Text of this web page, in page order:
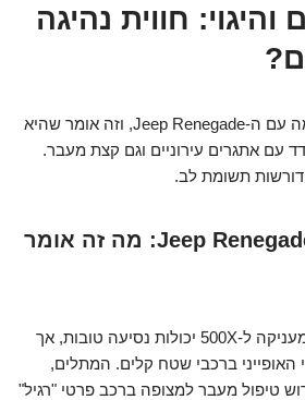
חווית נהיגה
ה-500X חולקת פלטפורמה עם ה-Jeep Renegade, וזה אומר שהיא
עם אתגרים עירוניים וגם קצת מעבר.
תשומת לב.
הקשר ההדוק ל-Jeep Renegade: מה זה אומר
הפלטפורמה המשותפת מעניקה ל-500X יכולות נסיעה טובות, אך
ברכבי שטח קלים. המתלים,
טיפול מעבר למצופה ברכב פרטי "רגיל"